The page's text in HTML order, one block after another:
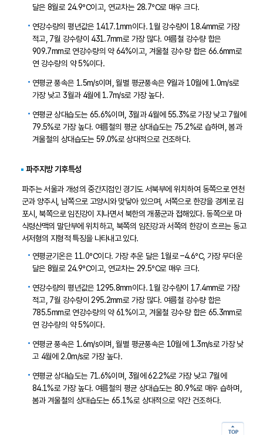
달은 8월로 24.9℃이고, 연교차는 28.7℃로 매우 크다.
연강수량의 평년값은 1417.1mm이다. 1월 강수량이 18.4mm로 가장
적고, 7월 강수량이 431.7mm로 가장 많다. 여름철 강수량 합은
909.7mm로 연강수량의 약 64%이고, 겨울철 강수량 합은 66.6mm로
연 강수량의 약 5%이다.
연평균 풍속은 1.5m/s이며, 월별 평균풍속은 9월과 10월에 1.0m/s로
가장 낮고 3월과 4월에 1.7m/s로 가장 높다.
연평균 상대습도는 65.6%이며, 3월과 4월에 55.3%로 가장 낮고 7월에
79.5%로 가장 높다. 여름철의 평균 상대습도는 75.2%로 습하며, 봄과
겨울철의 상대습도는 59.0%로 상대적으로 건조하다.
파주지방 기후특성
파주는 서울과 개성의 중간지점인 경기도 서북부에 위치하여 동쪽으로 연천
군과 양주시, 남쪽으로 고양시와 맞닿아 있으며, 서쪽으로 한강을 경계로 김
포시, 북쪽으로 임진강이 지나면서 북한의 개풍군과 접해있다. 동쪽으로 마
식령산맥의 말단부에 위치하고, 북쪽의 임진강과 서쪽의 한강이 흐르는 동고
서저형의 지형적 특징을 나타내고 있다.
연평균기온은 11.0℃이다. 가장 추운 달은 1월로 –4.6℃, 가장 무더운
달은 8월로 24.9℃이고, 연교차는 29.5℃로 매우 크다.
연강수량의 평년값은 1295.8mm이다. 1월 강수량이 17.4mm로 가장
적고, 7월 강수량이 295.2mm로 가장 많다. 여름철 강수량 합은
785.5mm로 연강수량의 약 61%이고, 겨울철 강수량 합은 65.3mm로
연 강수량의 약 5%이다.
연평균 풍속은 1.6m/s이며, 월별 평균풍속은 10월에 1.3m/s로 가장 낮
고 4월에 2.0m/s로 가장 높다.
연평균 상대습도는 71.6%이며, 3월에 62.2%로 가장 낮고 7월에
84.1%로 가장 높다. 여름철의 평균 상대습도는 80.9%로 매우 습하며,
봄과 겨울철의 상대습도는 65.1%로 상대적으로 약간 건조하다.